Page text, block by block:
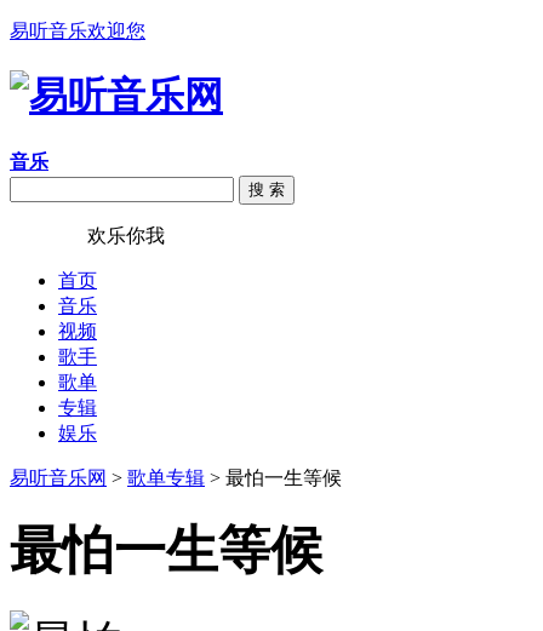
易听音乐欢迎您
音乐
搜 索
欢乐你我
首页
音乐
视频
歌手
歌单
专辑
娱乐
易听音乐网 > 歌单专辑 > 最怕一生等候
最怕一生等候